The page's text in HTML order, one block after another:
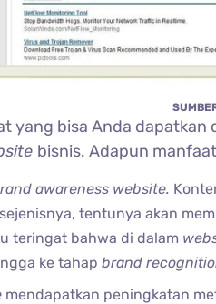
yang bisa Anda dapatkan
bisnis. Adapun
awareness website.
tentunya akan
teringat bahwa di dalam
ke tahap brand
mendapatkan peningkatan